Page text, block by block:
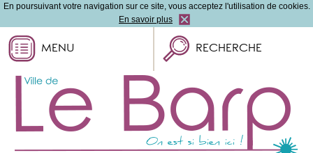
En poursuivant votre navigation sur ce site, vous acceptez l'utilisation de cookies.
En savoir plus
MENU RECHERCHE